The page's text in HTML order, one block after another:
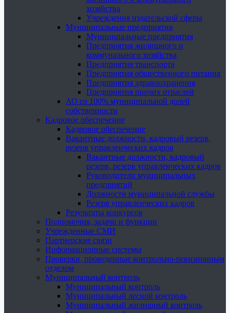
хозяйства
Учреждения издательской сферы
Муниципальные предприятия
Муниципальные предприятия
Предприятия жилищного и
коммунального хозяйства
Предприятия транспорта
Предприятия общественного питания
Предприятия здравоохранения
Предприятия прочих отраслей
АО со 100% муниципальной долей
собственности
Кадровое обеспечение
Кадровое обеспечение
Вакантные должности, кадровый резерв,
резерв управленческих кадров
Вакантные должности, кадровый
резерв, резерв управленческих кадров
Руководители муниципальных
предприятий
Должности муниципальной службы
Резерв управленческих кадров
Результаты конкурсов
Полномочия, задачи и функции
Учрежденные СМИ
Партнерские связи
Информационные системы
Проверки, проведенные контрольно-ревизионным
отделом
Муниципальный контроль
Муниципальный контроль
Муниципальный лесной контроль
Муниципальный жилищный контроль